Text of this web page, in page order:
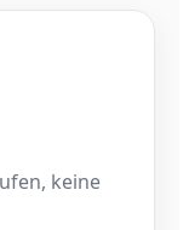
keine